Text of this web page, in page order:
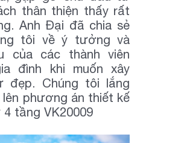
thân thiện thấy rất
Anh Đại đã chia sẻ
tôi về ý tưởng và
của các thành viên
đình khi muốn xây
đẹp. Chúng tôi lắng
lên phương án thiết kế
tầng VK20009